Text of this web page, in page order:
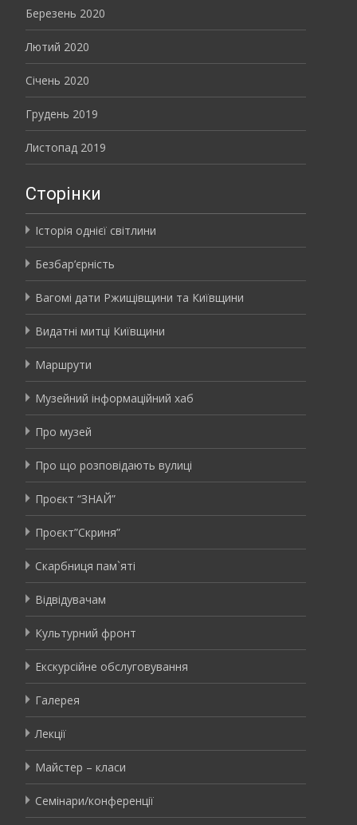
Березень 2020
Лютий 2020
Січень 2020
Грудень 2019
Листопад 2019
Сторінки
Історія однієї світлини
Безбар’єрність
Вагомі дати Ржищівщини та Київщини
Видатні митці Київщини
Маршрути
Музейний інформаційний хаб
Про музей
Про що розповідають вулиці
Проєкт “ЗНАЙ”
Проєкт”Скриня”
Скарбниця пам`яті
Відвідувачам
Культурний фронт
Екскурсійне обслуговування
Галерея
Лекції
Майстер – класи
Семінари/конференції